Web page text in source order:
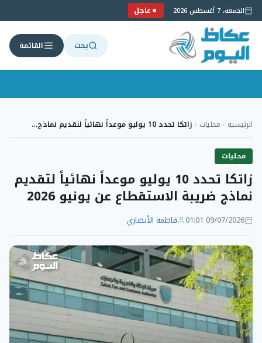
الجمعة، 7 أغسطس 2026 عاجل
بحث القائمة
إلىالرئيسية › محليات › زاتكا تحدد 10 يوليو موعداً نهائياً لتقديم نماذج…
محليات
زاتكا تحدد 10 يوليو موعداً نهائياً لتقديم
نماذج ضريبة الاستقطاع عن يونيو 2026
09/07/2026 01:01 فاطمة الأنصاري